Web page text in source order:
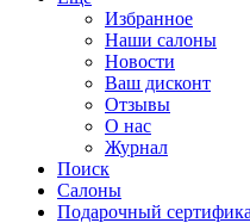
Избранное
Наши салоны
Новости
Ваш дисконт
Отзывы
О нас
Журнал
Поиск
Салоны
Подарочный